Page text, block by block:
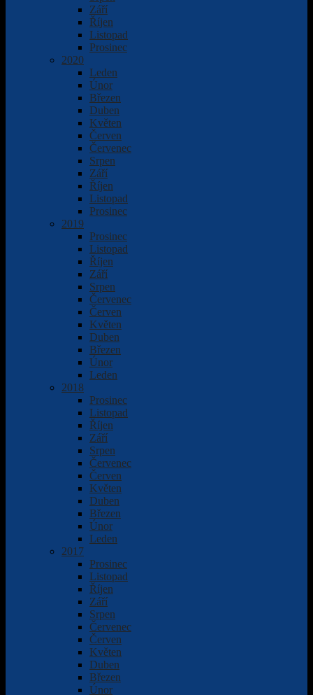
Září
Říjen
Listopad
Prosinec
2020
Leden
Únor
Březen
Duben
Květen
Červen
Červenec
Srpen
Září
Říjen
Listopad
Prosinec
2019
Prosinec
Listopad
Říjen
Září
Srpen
Červenec
Červen
Květen
Duben
Březen
Únor
Leden
2018
Prosinec
Listopad
Říjen
Září
Srpen
Červenec
Červen
Květen
Duben
Březen
Únor
Leden
2017
Prosinec
Listopad
Říjen
Září
Srpen
Červenec
Červen
Květen
Duben
Březen
Únor